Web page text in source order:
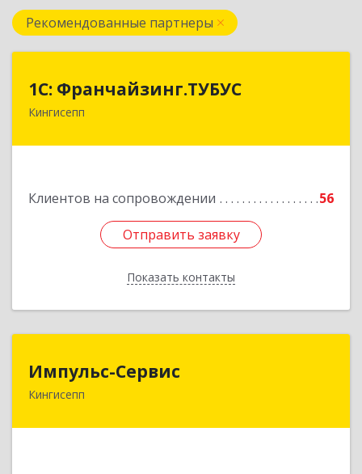
Рекомендованные партнеры
1С: Франчайзинг.ТУБУС
Кингисепп
Клиентов на сопровождении 56
Отправить заявку
Показать контакты
1С: Франчайзинг.ТУБУС
Отправить заявку
Назад
Импульс-Сервис
Кингисепп
188480, Ленинградская обл, Кингисеппский р-н,